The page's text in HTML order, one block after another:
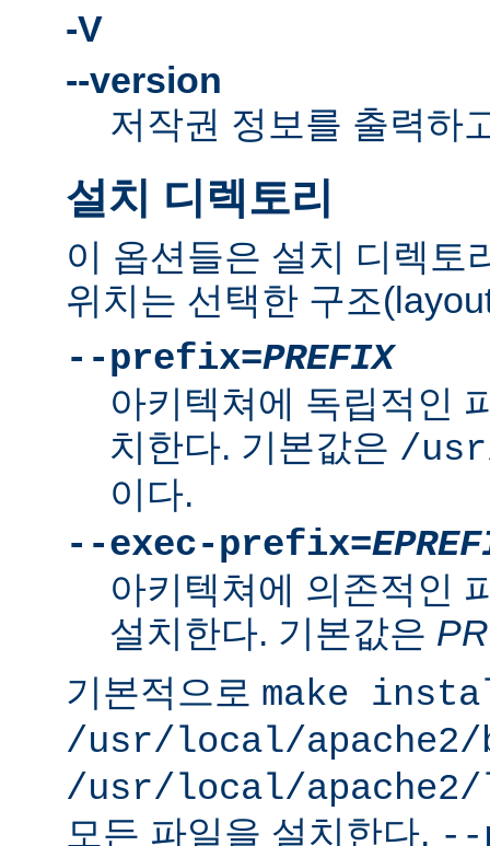
-V
--version
저작권 정보를 출력하
설치 디렉토리
이 옵션들은 설치 디렉토
위치는 선택한 구조
--prefix=PREFIX
아키텍쳐에 독립적인
치한다. 기본값은 /
이다.
--exec-prefix=
아키텍쳐에 의존적인
설치한다. 기본값은
기본적으로 make
/usr/local/
/usr/local/
모든 파일을 설치한다. --